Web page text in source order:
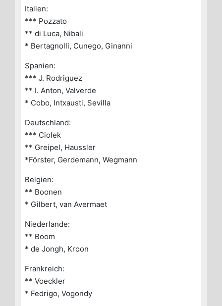
Italien:
*** Pozzato
** di Luca, Nibali
* Bertagnolli, Cunego, Ginanni
Spanien:
*** J. Rodriguez
** I. Anton, Valverde
* Cobo, Intxausti, Sevilla
Deutschland:
*** Ciolek
** Greipel, Haussler
*Förster, Gerdemann, Wegmann
Belgien:
** Boonen
* Gilbert, van Avermaet
Niederlande:
** Boom
* de Jongh, Kroon
Frankreich:
** Voeckler
* Fedrigo, Vogondy